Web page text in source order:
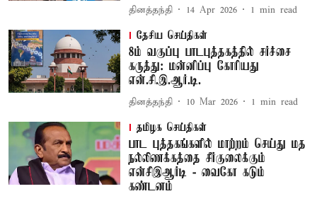
தினத்தந்தி 14 Apr 2026 1 min read
தேசிய செய்திகள்
8ம் வகுப்பு பாடபுத்தகத்தில் சர்ச்சை
கருத்து: மன்னிப்பு கோரியது
என்.சி.இ.ஆர்.டி.
தினத்தந்தி 10 Mar 2026 1 min read
தமிழக செய்திகள்
பாட புத்தகங்களில் மாற்றம் செய்து மத
நல்லிணக்கத்தை சீர்குலைக்கும்
என்சிஇஆர்டி - வைகோ கடும்
கண்டனம்